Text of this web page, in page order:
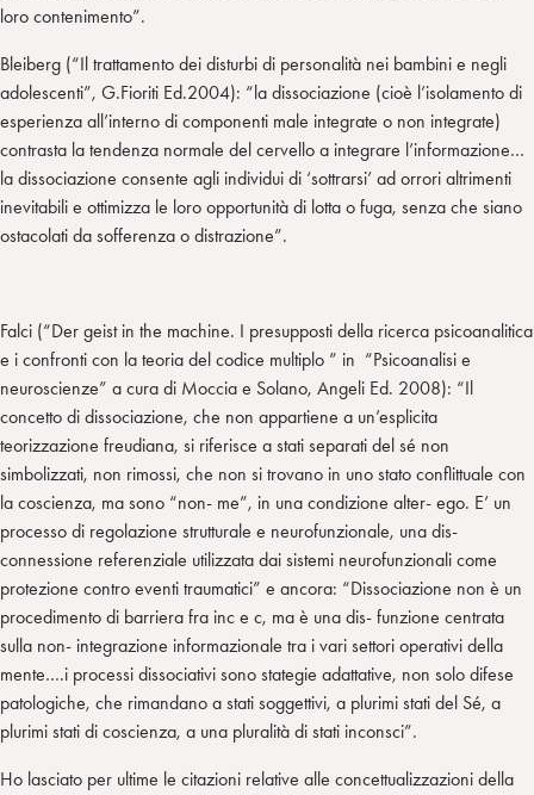
loro contenimento”.
Bleiberg (“Il trattamento dei disturbi di personalità nei bambini e negli
adolescenti”, G.Fioriti Ed.2004): “la dissociazione (cioè l’isolamento di
esperienza all’interno di componenti male integrate o non integrate)
contrasta la tendenza normale del cervello a integrare l’informazione…
la dissociazione consente agli individui di ‘sottrarsi’ ad orrori altrimenti
inevitabili e ottimizza le loro opportunità di lotta o fuga, senza che siano
ostacolati da sofferenza o distrazione”.
Falci (“Der geist in the machine. I presupposti della ricerca psicoanalitica
e i confronti con la teoria del codice multiplo ” in “Psicoanalisi e
neuroscienze” a cura di Moccia e Solano, Angeli Ed. 2008): “Il
concetto di dissociazione, che non appartiene a un’esplicita
teorizzazione freudiana, si riferisce a stati separati del sé non
simbolizzati, non rimossi, che non si trovano in uno stato conflittuale con
la coscienza, ma sono “non- me”, in una condizione alter- ego. E’ un
processo di regolazione strutturale e neurofunzionale, una dis-
connessione referenziale utilizzata dai sistemi neurofunzionali come
protezione contro eventi traumatici” e ancora: “Dissociazione non è un
procedimento di barriera fra inc e c, ma è una dis- funzione centrata
sulla non- integrazione informazionale tra i vari settori operativi della
mente….i processi dissociativi sono stategie adattative, non solo difese
patologiche, che rimandano a stati soggettivi, a plurimi stati del Sé, a
plurimi stati di coscienza, a una pluralità di stati inconsci”.
Ho lasciato per ultime le citazioni relative alle concettualizzazioni della